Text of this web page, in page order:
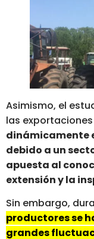
Asimismo, el
las
dinámicamente
debido a un
apuesta al
extensión y la
Sin embargo,
productores se
grandes